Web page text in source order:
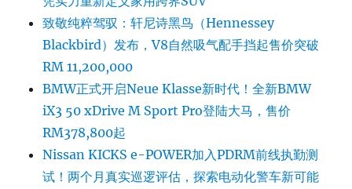
致敬纯粹驾驭：轩尼诗黑鸟（Hennessey
Blackbird）发布，V8自然吸气配手挡起售价突破
RM 11,200,000
BMW正式开启Neue Klasse新时代！全新BMW
iX3 50 xDrive M Sport Pro登陆大马，售价
RM378,800起
Nissan KICKS e-POWER加入PDRM前线执勤测
试！两个月真实巡逻评估，探索电动化警车新可能